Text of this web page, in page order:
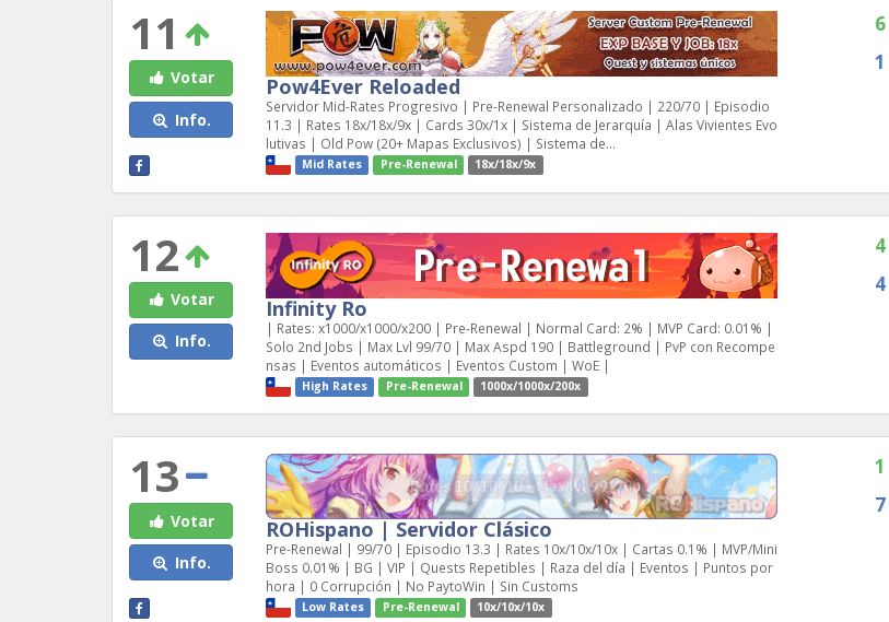
11
Votar
Info.
Pow4Ever Reloaded
Servidor Mid-Rates Progresivo | Pre-Renewal Personalizado | 220/70 | Episodio
11.3 | Rates 18x/18x/9x | Cards 30x/1x | Sistema de Jerarquía | Alas Vivientes Evo
lutivas | Old Pow (20+ Mapas Exclusivos) | Sistema de...
6
1
Mid Rates Pre-Renewal 18x/18x/9x
12
Votar
Info.
Infinity Ro
| Rates: x1000/x1000/x200 | Pre-Renewal | Normal Card: 2% | MVP Card: 0.01% |
Solo 2nd Jobs | Max Lvl 99/70 | Max Aspd 190 | Battleground | PvP con Recompe
nsas | Eventos automáticos | Eventos Custom | WoE |
4
4
High Rates Pre-Renewal 1000x/1000x/200x
13
Votar
Info.
ROHispano | Servidor Clásico
Pre-Renewal | 99/70 | Episodio 13.3 | Rates 10x/10x/10x | Cartas 0.1% | MVP/Mini
Boss 0.01% | BG | VIP | Quests Repetibles | Raza del día | Eventos | Puntos por
hora | 0 Corrupción | No PaytoWin | Sin Customs
1
7
Low Rates Pre-Renewal 10x/10x/10x